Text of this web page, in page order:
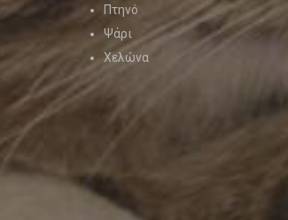
Πτηνό
Ψάρι
Χελώνα